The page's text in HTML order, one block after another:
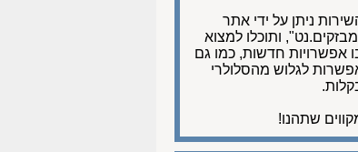
ניתן על ידי אתר
ותוכלו למצוא
אפשרויות חדשות, כמו גם
לגלוש מהסלולרי
שתהנו!